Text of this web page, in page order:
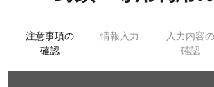
注意事項の
確認
情報入力
入力内容の
確認